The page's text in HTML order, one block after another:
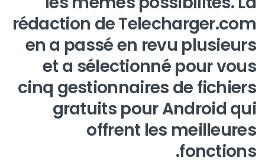
rédaction de Telecharger.com
en a passé en revu plusieurs
et a sélectionné pour vous
cinq gestionnaires de fichiers
gratuits pour Android qui
offrent les meilleures
fonctions.